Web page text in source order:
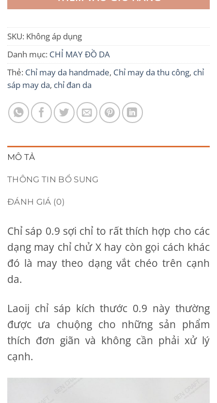
SKU: Không áp dụng
Danh mục: CHỈ MAY ĐỒ DA
Thẻ: Chỉ may da handmade, Chỉ may da thu công, chỉ
sáp may da, chỉ đan da
MÔ TẢ
THÔNG TIN BỔ SUNG
ĐÁNH GIÁ (0)
Chỉ sáp 0.9 sợi chỉ to rất thích hợp cho các
dạng may chỉ chử X hay còn gọi cách khác
đó là may theo dạng vắt chéo trên cạnh
da.
Laoij chỉ sáp kích thước 0.9 này thường
được ưa chuộng cho những sản phẩm
thích đơn giãn và không cần phải xử lý
cạnh.